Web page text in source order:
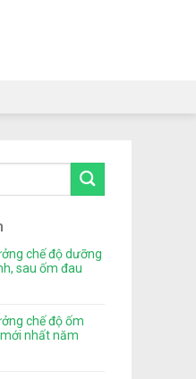
chế độ dưỡng
sau ốm đau
chế độ ốm
nhất năm